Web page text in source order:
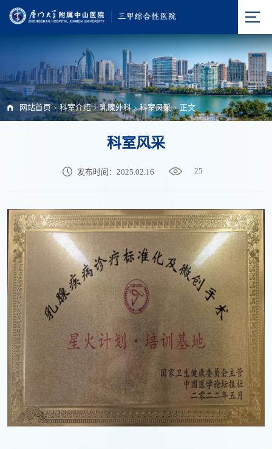
网站首页 > 科室介绍 > 乳腺外科 > 科室风采 > 正文
科室风采
发布时间：2025.02.16 25